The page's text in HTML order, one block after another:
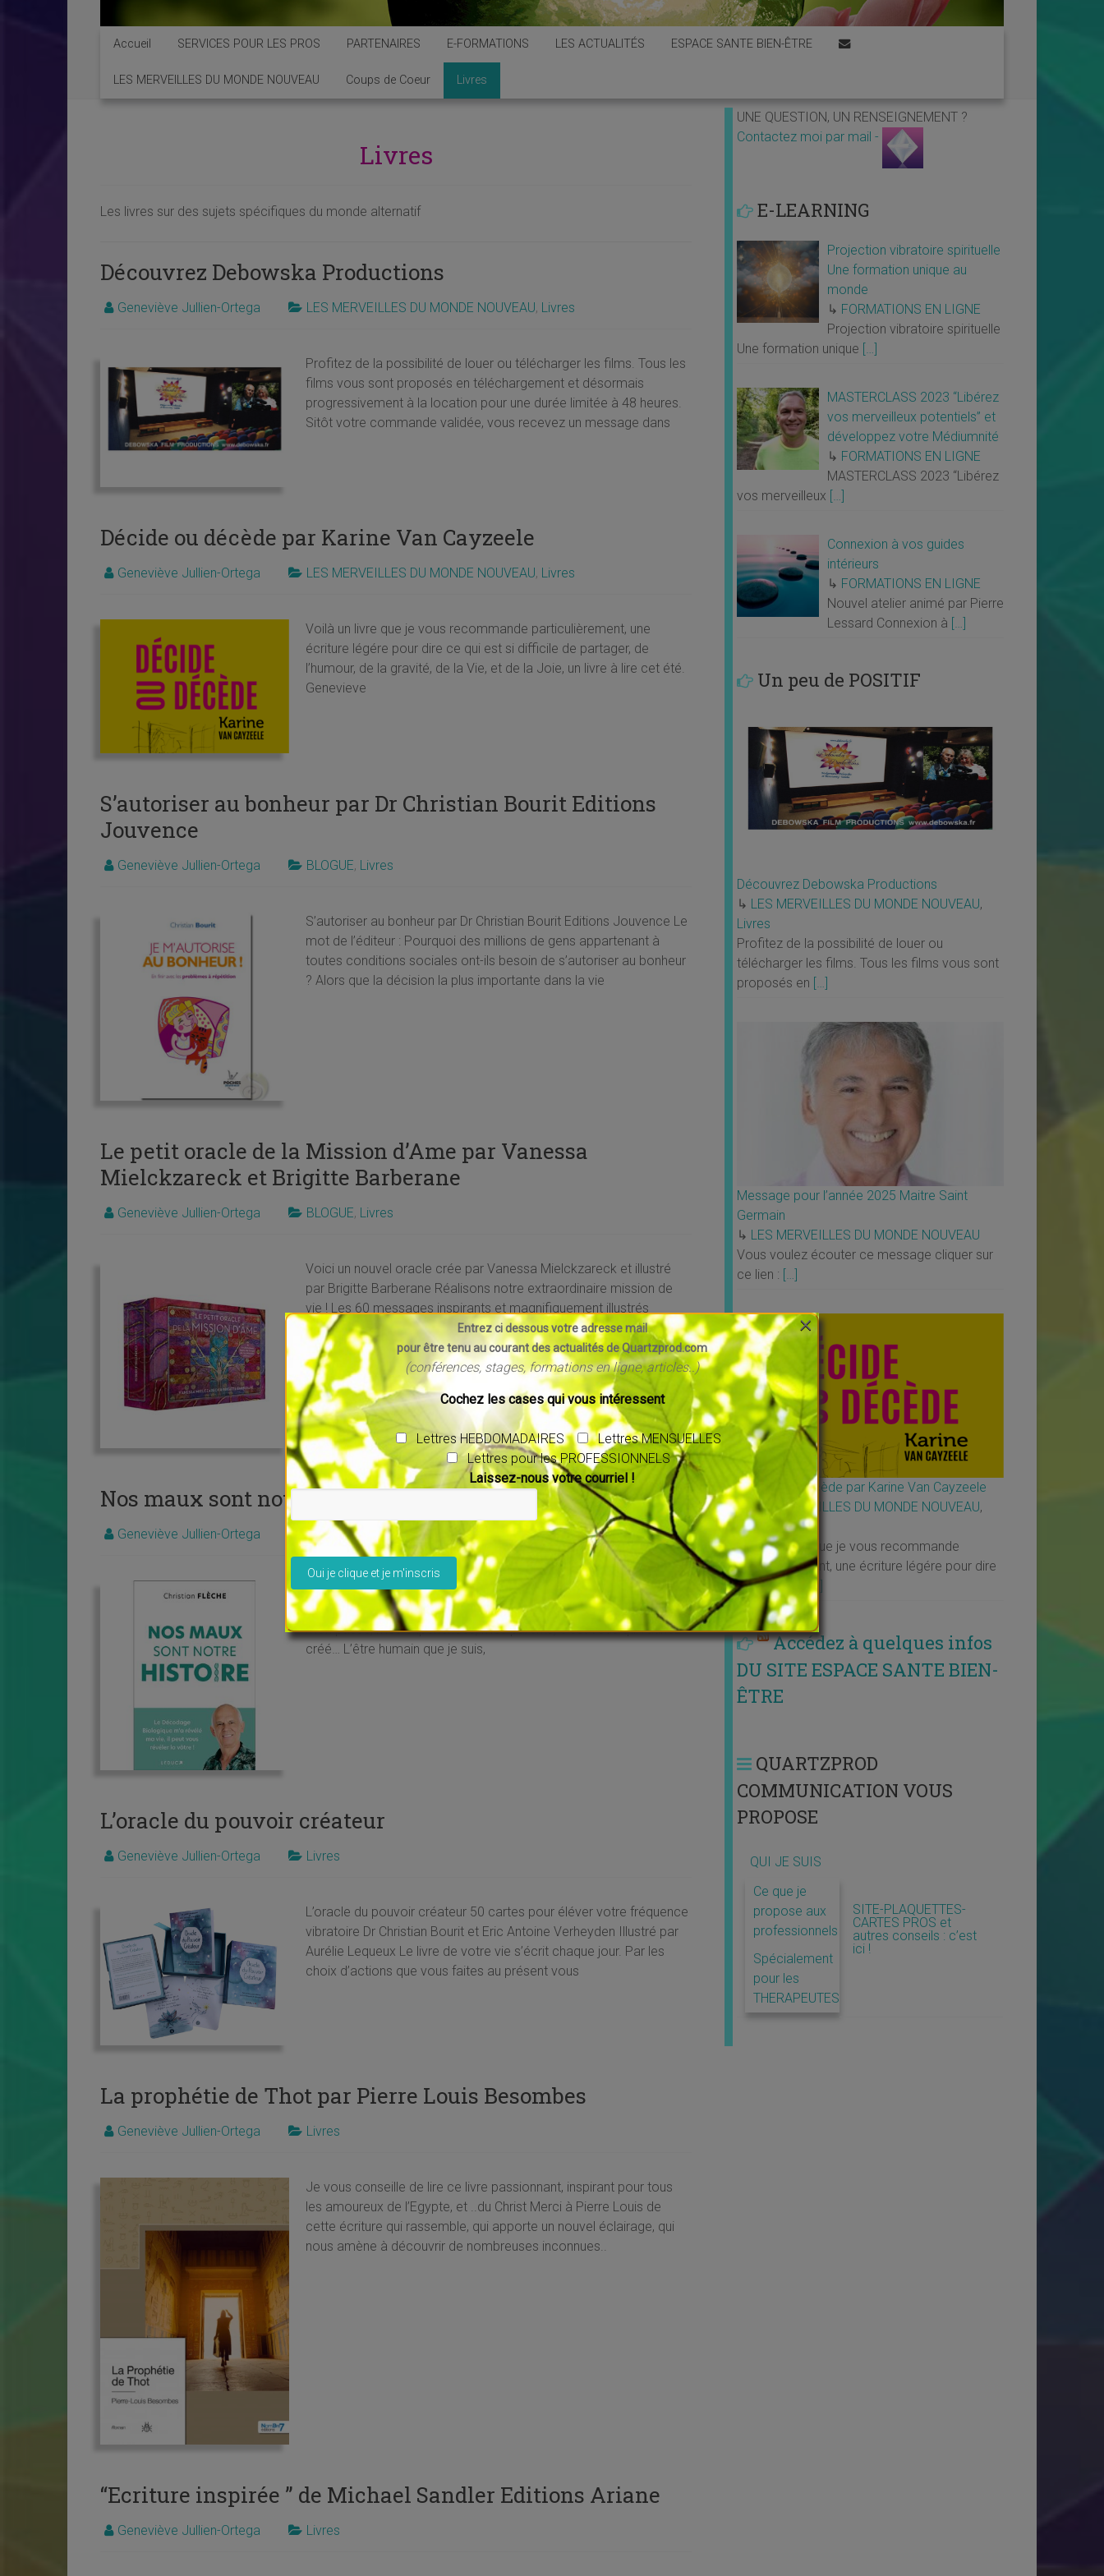
Accueil SERVICES POUR LES PROS PARTENAIRES E-FORMATIONS LES ACTUALITÉS ESPACE SANTE BIEN-ÊTRE
LES MERVEILLES DU MONDE NOUVEAU Coups de Coeur Livres
Livres
Les livres sur des sujets spécifiques du monde alternatif
Découvrez Debowska Productions
Geneviève Jullien-Ortega LES MERVEILLES DU MONDE NOUVEAU, Livres
Profitez de la possibilité de louer ou télécharger les films. Tous les
films vous sont proposés en téléchargement et désormais
progressivement à la location pour une durée limitée à 48 heures.
Sitôt votre commande validée, vous recevez un message dans
Décide ou décède par Karine Van Cayzeele
Geneviève Jullien-Ortega LES MERVEILLES DU MONDE NOUVEAU, Livres
Voilà un livre que je vous recommande particulièrement, une
écriture légére pour dire ce qui est si difficile de partager, de
l’humour, de la gravité, de la Vie, et de la Joie, un livre à lire cet été.
Genevieve
S’autoriser au bonheur par Dr Christian Bourit Editions
Jouvence
Geneviève Jullien-Ortega BLOGUE, Livres
S’autoriser au bonheur par Dr Christian Bourit Editions Jouvence Le
mot de l’éditeur : Pourquoi des millions de gens appartenant à
toutes conditions sociales ont-ils besoin de s’autoriser au bonheur
? Alors que la décision la plus importante dans la vie
Le petit oracle de la Mission d’Ame par Vanessa
Mielckzareck et Brigitte Barberane
Geneviève Jullien-Ortega BLOGUE, Livres
Voici un nouvel oracle crée par Vanessa Mielckzareck et illustré
par Brigitte Barberane Réalisons notre extraordinaire mission de
vie ! Les 60 messages inspirants et magnifiquement illustrés
du petit Oracle de la Mission d’Âme répondent à un besoin
essentiel d’aligner notre vie
Nos maux sont notre histoire
Geneviève Jullien-Ortega BLOGUE, Livres
Nos maux sont notre histoire écrit par Christian Flèche aux Editions
Leduc « J’ai créé le Décodage Biologique. Si vous aviez eu ma vie,
mon passé, mes expériences, mes parents, c’est vous qui l’auriez
créé… L’être humain que je suis,
L’oracle du pouvoir créateur
Geneviève Jullien-Ortega Livres
L’oracle du pouvoir créateur 50 cartes pour éléver votre fréquence
vibratoire Dr Christian Bourit et Eric Antoine Verheyden Illustré par
Aurélie Lequeux Le livre de votre vie s’écrit chaque jour. Par les
choix d’actions que vous faites au présent vous
La prophétie de Thot par Pierre Louis Besombes
Geneviève Jullien-Ortega Livres
Je vous conseille de lire ce livre passionnant, inspirant pour tous
les amoureux de l’Egypte, et ..du Christ Merci à Pierre Louis de
cette écriture qui rassemble, qui apporte un nouvel éclairage, qui
nous amène à découvrir de nombreuses inconnues..
“Ecriture inspirée ” de Michael Sandler Editions Ariane
Geneviève Jullien-Ortega Livres
UNE QUESTION, UN RENSEIGNEMENT ?
Contactez moi par mail -
E-LEARNING
Projection vibratoire spirituelle
Une formation unique au
monde
↳ FORMATIONS EN LIGNE
Projection vibratoire spirituelle
Une formation unique […]
MASTERCLASS 2023 “Libérez
vos merveilleux potentiels” et
développez votre Médiumnité
↳ FORMATIONS EN LIGNE
MASTERCLASS 2023 “Libérez
vos merveilleux […]
Connexion à vos guides
intérieurs
↳ FORMATIONS EN LIGNE
Nouvel atelier animé par Pierre
Lessard Connexion à […]
Un peu de POSITIF
Découvrez Debowska Productions
↳ LES MERVEILLES DU MONDE NOUVEAU,
Livres
Profitez de la possibilité de louer ou
télécharger les films. Tous les films vous sont
proposés en […]
Message pour l’année 2025 Maitre Saint
Germain
↳ LES MERVEILLES DU MONDE NOUVEAU
Vous voulez écouter ce message cliquer sur
ce lien : […]
Décide ou décède par Karine Van Cayzeele
↳LES MERVEILLES DU MONDE NOUVEAU,
Livres
Voilà un livre que je vous recommande
particulièrement, une écriture légére pour dire
ce qui est si[…]
Accédez à quelques infos
DU SITE ESPACE SANTE BIEN-
ÊTRE
QUARTZPROD
COMMUNICATION VOUS
PROPOSE
QUI JE SUIS
Ce que je
propose aux
professionnels
Spécialement
pour les
THERAPEUTES
SITE-PLAQUETTES-
CARTES PROS et
autres conseils : c’est
ici !
Entrez ci dessous votre adresse mail
pour être tenu au courant des actualités de Quartzprod.com
(conférences, stages, formations en ligne, articles..)
Cochez les cases qui vous intéressent
Lettres HEBDOMADAIRES
Lettres MENSUELLES
Lettres pour les PROFESSIONNELS
Laissez-nous votre courriel !
Veuillez laisser ce champ vide.
×